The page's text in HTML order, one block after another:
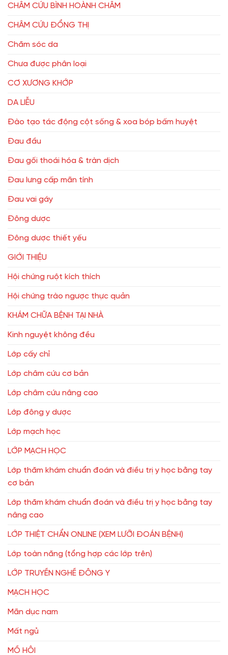
CHÂM CỨU BÌNH HOÀNH CHÂM
CHÂM CỨU ĐỔNG THỊ
Chăm sóc da
Chưa được phân loại
CƠ XƯƠNG KHỚP
DA LIỄU
Đào tạo tác động cột sống & xoa bóp bấm huyệt
Đau đầu
Đau gối thoái hóa & tràn dịch
Đau lưng cấp mãn tính
Đau vai gáy
Đông dược
Đông dược thiết yếu
GIỚI THIỆU
Hội chứng ruột kích thích
Hội chứng trào ngược thực quản
KHÁM CHỮA BỆNH TẠI NHÀ
Kinh nguyệt không đều
Lớp cấy chỉ
Lớp châm cứu cơ bản
Lớp châm cứu nâng cao
Lớp đông y dược
Lớp mạch học
LỚP MẠCH HỌC
Lớp thăm khám chuẩn đoán và điều trị y học bằng tay
cơ bản
Lớp thăm khám chuẩn đoán và điều trị y học bằng tay
nâng cao
LỚP THIỆT CHẨN ONLINE (XEM LƯỠI ĐOÁN BỆNH)
Lớp toàn năng (tổng hợp các lớp trên)
LỚP TRUYỀN NGHỀ ĐÔNG Y
MẠCH HỌC
Mãn dục nam
Mất ngủ
MỒ HÔI